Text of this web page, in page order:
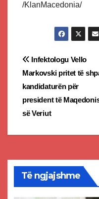
/KlanMacedonia/
Post
navigation
Infektologu Vello
Markovski pritet të
kandidaturën për
president të
së Veriut
Të ngjajshme